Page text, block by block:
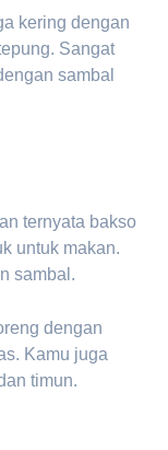
kering dengan
Sangat
sambal
ternyata bakso
untuk makan.
sambal.
dengan
Kamu juga
timun.